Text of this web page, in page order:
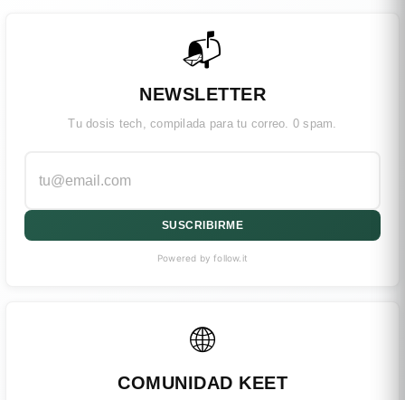
📬
NEWSLETTER
Tu dosis tech, compilada para tu correo. 0 spam.
SUSCRIBIRME
Powered by follow.it
🌐
COMUNIDAD KEET